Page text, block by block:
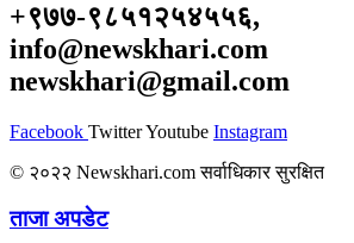
+९७७-९८५१२५४५५६,
info@newskhari.com
newskhari@gmail.com
Facebook TwitterYoutube Instagram
© २०२२ Newskhari.com सर्वाधिकार सुरक्षित
ताजा अपडेट